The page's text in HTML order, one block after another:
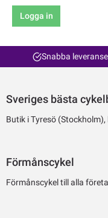
Logga in
Snabba
Sveriges bästa
Butik i Tyresö
Förmånscykel
Förmånscykel till alla